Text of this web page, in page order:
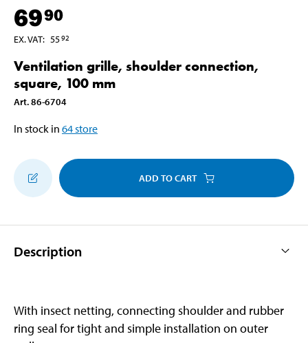
6990
EX. VAT: 5592
Ventilation grille, shoulder connection,
square, 100 mm
Art.86-6704
In stock in 64store
ADD TO CART
Description
With insect netting, connecting shoulder and rubber
ring seal for tight and simple installation on outer